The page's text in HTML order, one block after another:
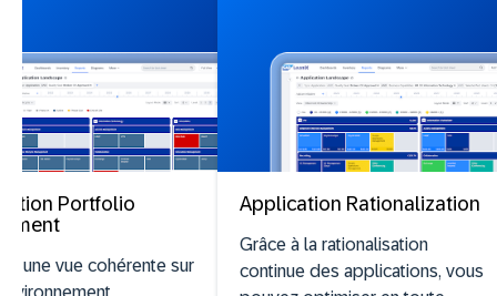
Portfolio
une vue cohérente sur
Application Rationalization
Grâce à la rationalisation
continue des applications, vous